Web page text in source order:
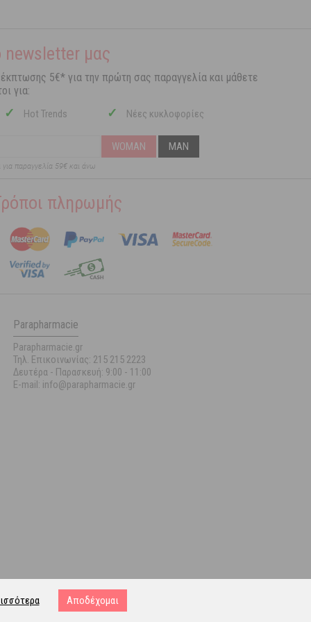
Αποδέχομαι
newsletter μας
5€* για την πρώτη σας παραγγελία και μάθετε
για:
✓ Hot Trends ✓ Νέες κυκλοφορίες
WOMAN MAN
για παραγγελία 59€ και άνω
πληρωμής
Parapharmacie
Parapharmacie.gr
Τηλ. Επικοινωνίας: 215 215 2223
Δευτέρα - Παρασκευή: 9:00 - 11:00
E-mail: info@parapharmacie.gr